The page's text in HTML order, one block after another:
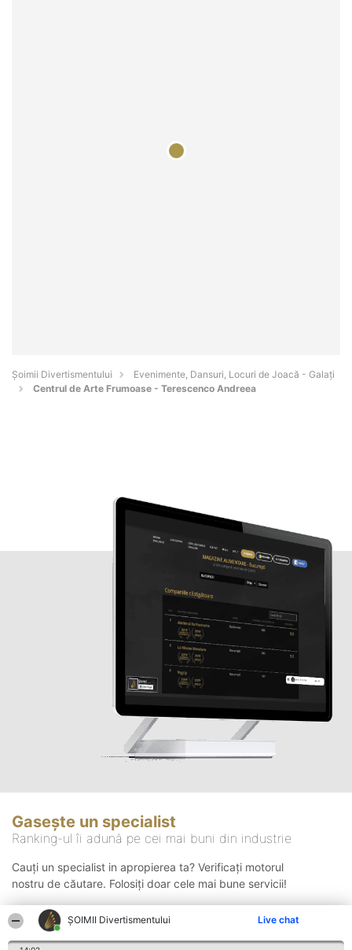
ŞOIMII Divertismentului Live chat
Şoimii Divertismentului
Evenimente, Dansuri, Locuri de Joacă - Galaţi
Centrul de Arte Frumoase - Terescenco Andreea
Gasește un specialist
Ranking-ul îi adună pe cei mai buni din industrie
Cauți un specialist in apropierea ta? Verificați motorul
nostru de căutare. Folosiți doar cele mai bune servicii!